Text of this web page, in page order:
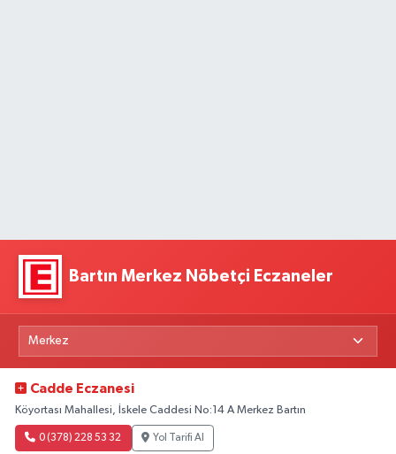
Bartın Merkez Nöbetçi Eczaneler
Cadde Eczanesi
Köyortası Mahallesi, İskele Caddesi No:14 A Merkez Bartın
0 (378) 228 53 32 Yol Tarifi Al